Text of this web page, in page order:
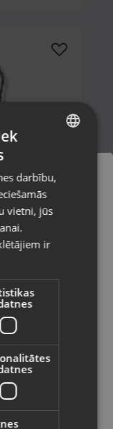
uz
RUSSIAN
darbību,
vietni, jūs
ir